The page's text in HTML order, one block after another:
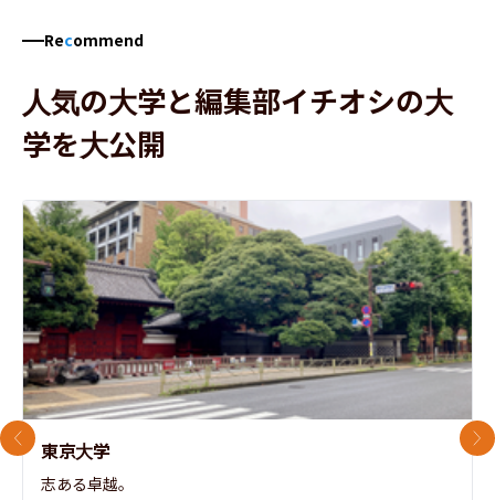
Recommend
人気の大学と編集部イチオシの大
学を大公開
東京大学
志ある卓越。
前のスライド 次